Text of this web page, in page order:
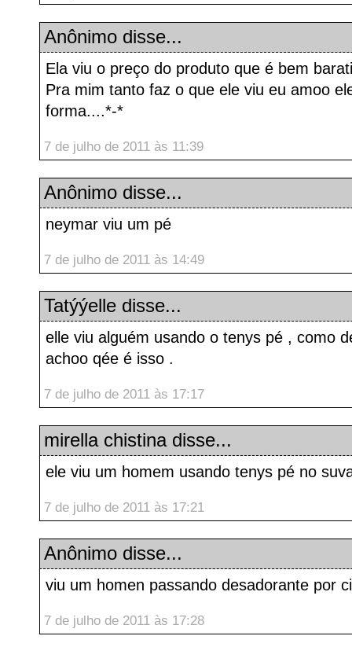
Anônimo disse...
Ela viu o preço do produto que é bem
Pra mim tanto faz o que ele viu eu amoo
forma....*-*
7 de julho de 2011 às 11:39
Anônimo disse...
neymar viu um pé
7 de julho de 2011 às 14:49
Tatýýelle disse...
elle viu alguém usando o tenys pé , como
achoo qée é isso .
7 de julho de 2011 às 17:17
mirella chistina disse...
ele viu um homem usando tenys pé no
7 de julho de 2011 às 17:21
Anônimo disse...
viu um homen passando desadorante por
7 de julho de 2011 às 17:28